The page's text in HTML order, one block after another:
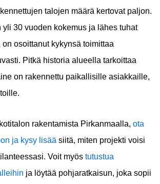
talojen määrä kertovat paljon.
yli 30 vuoden kokemus ja lähes tuhat
osoittanut kykynsä toimittaa
Pitkä historia alueella tarkoittaa
on rakennettu paikallisille asiakkaille,
rakentamista Pirkanmaalla, ota
ja kysy lisää siitä, miten projekti voisi
Voit myös tutustua
ja löytää pohjaratkaisun, joka sopii